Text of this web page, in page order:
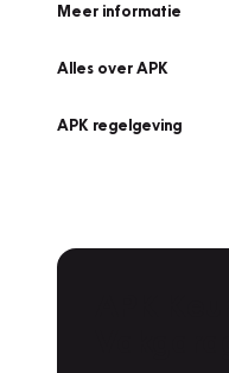
Meer informatie
Alles over APK
APK regelgeving